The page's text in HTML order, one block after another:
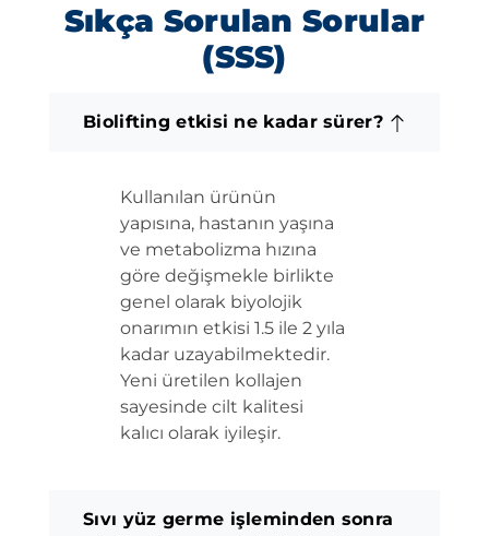
Sıkça Sorulan Sorular
(SSS)
Biolifting etkisi ne kadar sürer?
Kullanılan ürünün
yapısına, hastanın yaşına
ve metabolizma hızına
göre değişmekle birlikte
genel olarak biyolojik
onarımın etkisi 1.5 ile 2 yıla
kadar uzayabilmektedir.
Yeni üretilen kollajen
sayesinde cilt kalitesi
kalıcı olarak iyileşir.
Sıvı yüz germe işleminden sonra